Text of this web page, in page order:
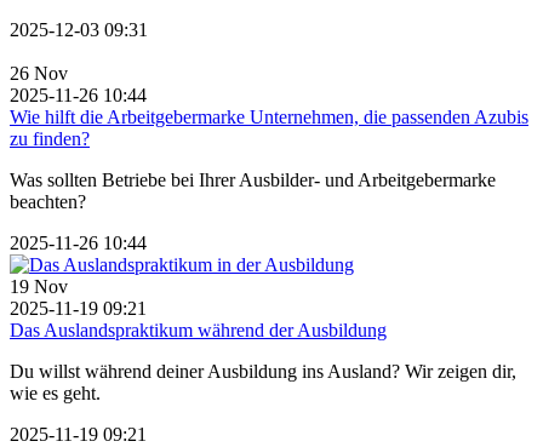
2025-12-03 09:31
26 Nov
2025-11-26 10:44
Wie hilft die Arbeitgebermarke Unternehmen, die passenden Azubis
zu finden?
Was sollten Betriebe bei Ihrer Ausbilder- und Arbeitgebermarke
beachten?
2025-11-26 10:44
19 Nov
2025-11-19 09:21
Das Auslandspraktikum während der Ausbildung
Du willst während deiner Ausbildung ins Ausland? Wir zeigen dir,
wie es geht.
2025-11-19 09:21